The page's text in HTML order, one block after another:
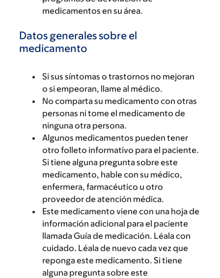
medicamentos en su área.
Datos generales sobre el
medicamento
Si sus síntomas o trastornos no mejoran
o si empeoran, llame al médico.
No comparta su medicamento con otras
personas ni tome el medicamento de
ninguna otra persona.
Algunos medicamentos pueden tener
otro folleto informativo para el paciente.
Si tiene alguna pregunta sobre este
medicamento, hable con su médico,
enfermera, farmacéutico u otro
proveedor de atención médica.
Este medicamento viene con una hoja de
información adicional para el paciente
llamada Guía de medicación. Léala con
cuidado. Léala de nuevo cada vez que
reponga este medicamento. Si tiene
alguna pregunta sobre este